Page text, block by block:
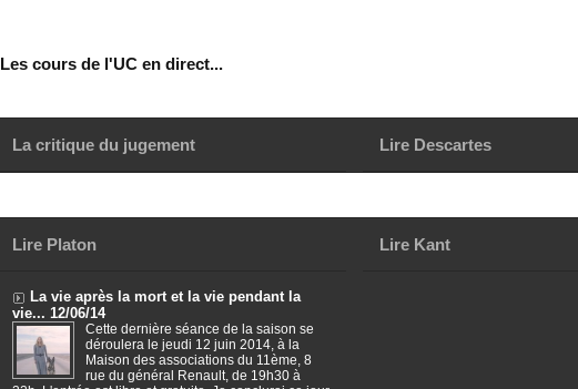
Les cours de l'UC en direct...
La critique du jugement Lire Descartes
Lire Platon
La vie après la mort et la vie pendant la
vie... 12/06/14
Cette dernière séance de la saison se
déroulera le jeudi 12 juin 2014, à la
Maison des associations du 11ème, 8
rue du général Renault, de 19h30 à
Lire Kant